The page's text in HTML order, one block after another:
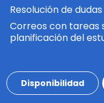
Resolución de dudas
Correos con tareas
planificación del
Disponibilidad